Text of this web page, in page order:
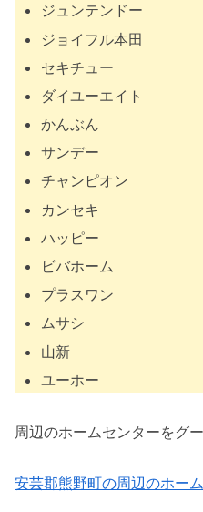
ジュンテンドー
ジョイフル本田
セキチュー
ダイユーエイト
かんぶん
サンデー
チャンピオン
カンセキ
ハッピー
ビバホーム
プラスワン
ムサシ
山新
ユーホー
周辺のホームセンターをグ
安芸郡熊野町の周辺のホー